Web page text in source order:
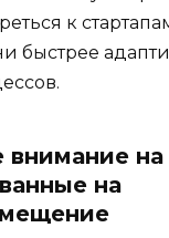
к
быстрее
на
на